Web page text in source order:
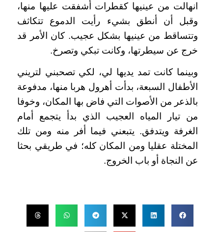
انهالت من عينيها كقطرات أشفقت عليها منها،
وقبل أن أنطق بشيء رأيت الدموع تتكاثف
وتتساقط من عينيها بشكل عجيب. كان الأمر قد
خرج عن سيطرتها، وكانت تبكي وتصرخ.
وبينما كانت تمد يديها لي، لكي تصحبني لتريني
الأطفال السبعة، بدأت أهرول هربا منها، مدفوعة
بالذعر من الأصوات التي فاض بها المكان، وخوفا
من تيار المياه العجيب الذي بدأ يتجمع أمام
الغرفة ويتدفق. يتبعني فيما أفر منه ومن تلك
المختلة عقليا ومن المكان كله؛ في طريقي بحثا
عن النجاة أو باب الخروج.